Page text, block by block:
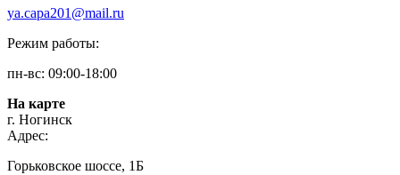
ya.capa201@mail.ru
Режим работы:
пн-вс: 09:00-18:00
На карте
г. Ногинск
Адрес:
Горьковское шоссе, 1Б